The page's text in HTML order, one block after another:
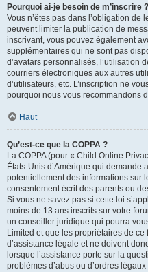
Pourquoi ai-je besoin de m’inscrire ?
Vous n’êtes pas dans l’obligation de
peuvent limiter la publication de
inscrivant, vous pouvez également
supplémentaires qui ne sont pas
d’avatars personnalisés, l’utilisation
courriers électroniques aux autres
d’utilisateurs, etc. L’inscription ne
pourquoi nous vous recommandons
Haut
Qu’est-ce que la COPPA ?
La COPPA (pour « Child Online
États-Unis d’Amérique qui demande
potentiellement des informations sur
consentement écrit des parents ou
Si vous ne savez pas si cette loi
moins de 13 ans inscrits sur votre
un conseiller juridique qui pourra
Limited et que les propriétaires de
d’assistance légale et ne doivent
lorsque l’assistance porte sur la
problèmes d’abus ou d’ordres